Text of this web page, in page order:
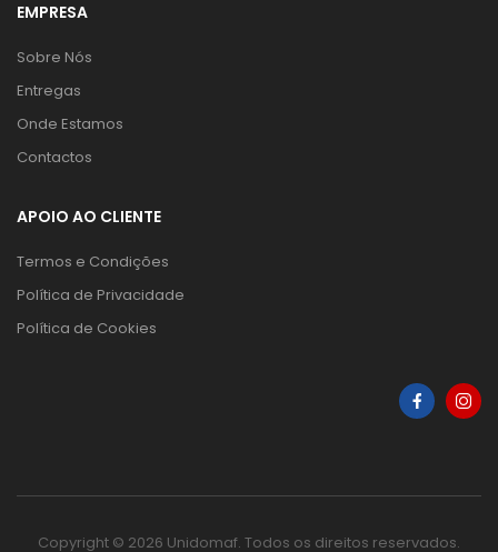
EMPRESA
Sobre Nós
Entregas
Onde Estamos
Contactos
APOIO AO CLIENTE
Termos e Condições
Política de Privacidade
Política de Cookies
Copyright © 2026 Unidomaf. Todos os direitos reservados.